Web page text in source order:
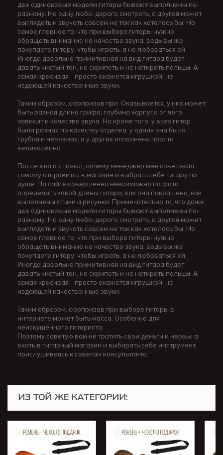
две одинаковые модели гитары бывают выполнены по-
разному. На одну любо-дорого смотреть, а другая может
выглядеть и звучать совсем не так как хотелось бы. Но
самое главное то, что при выборе гитары нужно
обращать внимание на качество звука, ведь вы же
покупаете гитару, чтобы играть, а не любоваться ей.
Иногда довольно примитивная на вид гитара будет
давать чистый тон, не скрипеть и не натирать пальцы. А
самая красивая - просто окажется игрушкой, не
издающей качественные звуки.
Таким образом, сюрпризов при. Оказывается, у них может
быть разная длина грифа, глубина корпуса от чего
зависит и качество звука. Но кроме того, у всех гитар
была разная по качеству отделка: у одних она была
грубая и неровная, а у других исполнена просто
великолепно.
После этого я понял, почему менеджер мне советовал
самому отправится в магазин и выбрать себе гитару по
душе. На сайте совершенно невозможно по фото
определить какой длины гитара, как она покрашена, как
выполнены стыки и рисунки. Примечательно то, что даже
две одинаковые модели гитары бывают выполнены по-
разному. На одну любо-дорого смотреть, а другая может
выглядеть и звучать совсем не так как хотелось бы. Но
самое главное то, что при выборе гитары нужно
обращать внимание на качество звука, ведь вы же
покупаете гитару, чтобы играть, а не любоваться ей.
Иногда довольно примитивная на вид гитара будет
давать чистый тон, не скрипеть и не натирать пальцы. А
самая красивая - просто окажется игрушкой, не
издающей качественные звуки.
Таким образом, сюрпризов при выборе гитары в
интернете может быть масса. Особенно для
неискушённого гитариста.
Поэтому советую вам не тратить свои деньги и нервы, а
ехать в гитарный магазин и выбирать себе инструмент
прислушиваясь к советам консультанта."
ИЗ ТОЙ ЖЕ КАТЕГОРИИ: